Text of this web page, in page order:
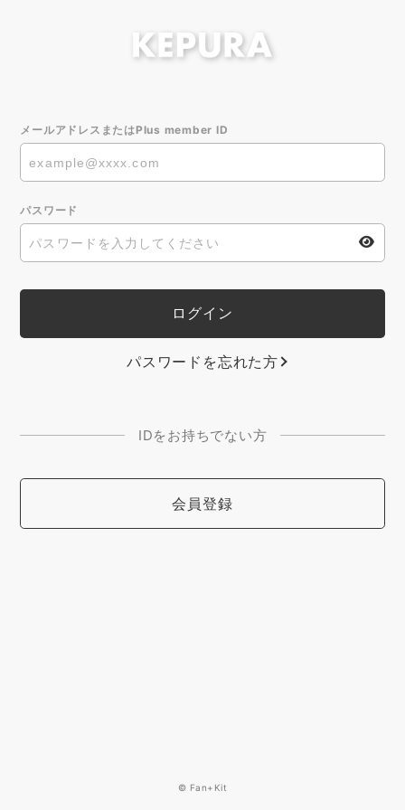
メールアドレスまたはPlus member ID
パスワード
パスワードを忘れた方
IDをお持ちでない方
会員登録
© Fan+Kit